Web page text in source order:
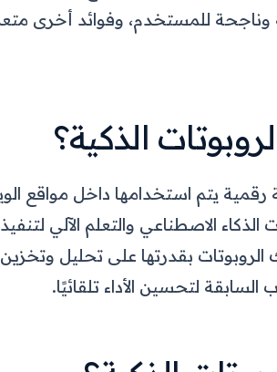
وناجحة للمستخدم، وفوائد أخرى
الذكية؟
رقمية يتم استخدامها داخل مواقع
الاصطناعي والتعلم الآلي
الروبوتات بقدرتها على تحليل وتخزين
السابقة لتحسين الأداء تلقائيًا.